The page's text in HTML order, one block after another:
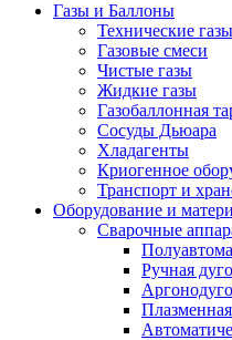
Газы и Баллоны
Технические газы
Газовые смеси
Чистые газы
Жидкие газы
Газобаллонная
Сосуды Дьюара
Хладагенты
Криогенное
Транспорт и
Оборудование и
Сварочные
Ручная